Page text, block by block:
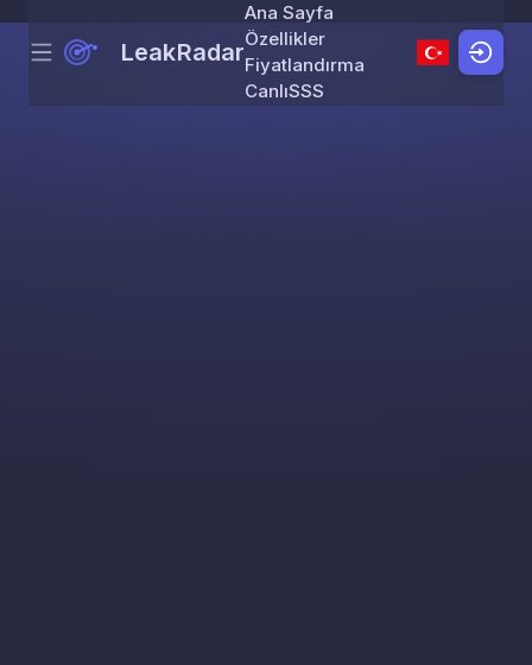
Skip to content
Menu LeakRadar
Ana Sayfa
Özellikler
Fiyatlandırma
CanlıSSS